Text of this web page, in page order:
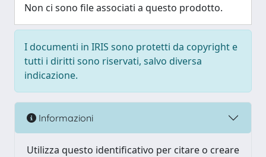
Non ci sono file associati a questo prodotto.
I documenti in IRIS sono protetti da copyright e
tutti i diritti sono riservati, salvo diversa
indicazione.
Informazioni
Utilizza questo identificativo per citare o creare